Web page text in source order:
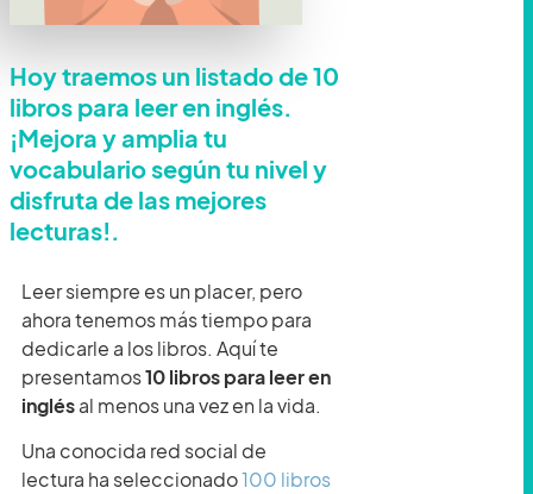
Hoy traemos un listado de 10
libros para leer en inglés.
¡Mejora y amplia tu
vocabulario según tu nivel y
disfruta de las mejores
lecturas!.
Leer siempre es un placer, pero
ahora tenemos más tiempo para
dedicarle a los libros. Aquí te
presentamos10 libros para leer en
inglésal menos una vez en la vida.
Una conocida red social de
lectura ha seleccionado100 libros